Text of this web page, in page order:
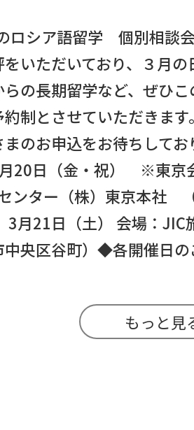
ロシア語留学 個別相談
いただいており、３月
の長期留学など、ぜひ
制とさせていただきま
まのお申込をお待ちして
20日（金・祝） ※東京
ンター（株）東京本社
月21日（土） 会場：JIC
央区谷町）◆各開催日
もっと見